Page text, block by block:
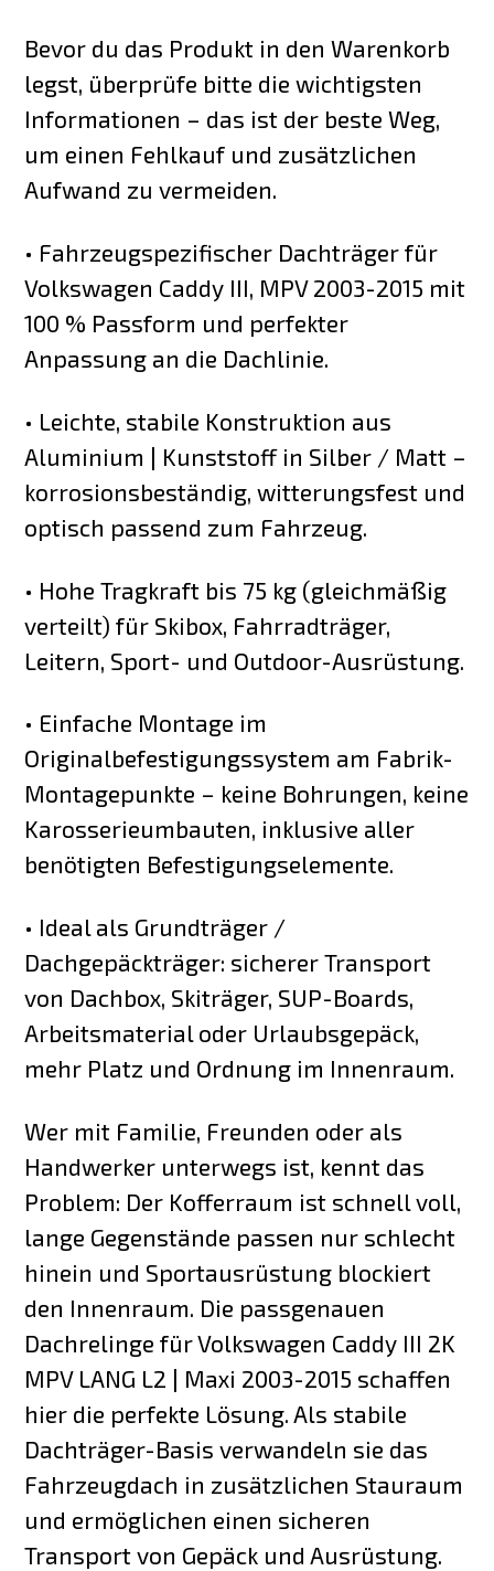
Bevor du das Produkt in den Warenkorb
legst, überprüfe bitte die wichtigsten
Informationen – das ist der beste Weg,
um einen Fehlkauf und zusätzlichen
Aufwand zu vermeiden.
• Fahrzeugspezifischer Dachträger für
Volkswagen Caddy III, MPV 2003-2015 mit
100 % Passform und perfekter
Anpassung an die Dachlinie.
• Leichte, stabile Konstruktion aus
Aluminium | Kunststoff in Silber / Matt –
korrosionsbeständig, witterungsfest und
optisch passend zum Fahrzeug.
• Hohe Tragkraft bis 75 kg (gleichmäßig
verteilt) für Skibox, Fahrradträger,
Leitern, Sport- und Outdoor-Ausrüstung.
• Einfache Montage im
Originalbefestigungssystem am Fabrik-
Montagepunkte – keine Bohrungen, keine
Karosserieumbauten, inklusive aller
benötigten Befestigungselemente.
• Ideal als Grundträger /
Dachgepäckträger: sicherer Transport
von Dachbox, Skiträger, SUP-Boards,
Arbeitsmaterial oder Urlaubsgepäck,
mehr Platz und Ordnung im Innenraum.
Wer mit Familie, Freunden oder als
Handwerker unterwegs ist, kennt das
Problem: Der Kofferraum ist schnell voll,
lange Gegenstände passen nur schlecht
hinein und Sportausrüstung blockiert
den Innenraum. Die passgenauen
Dachrelinge für Volkswagen Caddy III 2K
MPV LANG L2 | Maxi 2003-2015 schaffen
hier die perfekte Lösung. Als stabile
Dachträger-Basis verwandeln sie das
Fahrzeugdach in zusätzlichen Stauraum
und ermöglichen einen sicheren
Transport von Gepäck und Ausrüstung.